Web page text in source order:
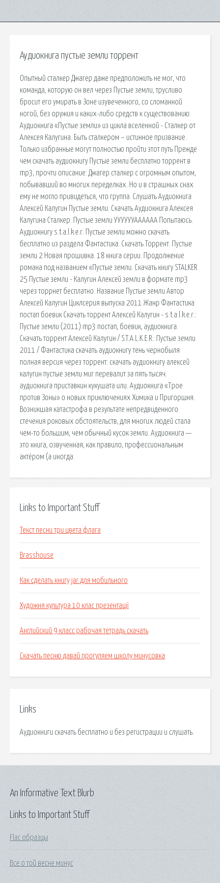
Аудиокнига пустые земли торрент
Опытный сталкер Джагер даже предположить не мог, что
команда, которую он вел через Пустые земли, трусливо
бросит его умирать в Зоне изувеченного, со сломанной
ногой, без оружия и каких-либо средств к существованию.
Аудиокнига «Пустые земли» из цикла вселенной - Сталкер от
Алексея Калугина. Быть сталкером – истинное призвание.
Только избранные могут полностью пройти этот путь Прежде
чем скачать аудиокнигу Пустые земли бесплатно торрент в
mp3, прочти описание: Джагер сталкер с огромным опытом,
побывавший во многих переделках. Но и в страшных снах
ему не могло привидеться, что группа. Слушать Аудиокнига
Алексей Калугин Пустые земли. Скачать Аудиокнига Алексея
Калугина Сталкер: Пустые земли УУУУУУАААААА Попытаюсь.
Аудиокнигу s.t.a.l.k.e.r. Пустые земли можно скачать
бесплатно из раздела Фантастика. Скачать Торрент. Пустые
земли 2 Новая прошивка. 18 книга серии. Продолжение
романа под названием «Пустые земли. Скачать книгу STALKER
25 Пустые земли - Калугин Алексей земли в формате mp3
через торрнет бесплатно. Название Пустые земли Автор
Алексей Калугин Циклсерия выпуска 2011 Жанр Фантастика
постап боевик Скачать торрент Алексей Калугин - s.t.a.l.k.e.r.:
Пустые земли (2011) mp3 постап, боевик, аудиокнига.
Скачать торрент Алексей Калугин / S.T.A.L.K.E.R.: Пустые земли
2011 / Фантастика скачать аудиокнигу тень чернобыля
полная версия через торрент: скачать аудиокнигу алексей
калугин пустые земли миг перевалит за пять тысяч.
аудиокнига приставкин кукушата или. Аудиокнига «Трое
против Зоны» о новых приключениях Химика и Пригоршня.
Возникшая катастрофа в результате непредвиденного
стечения роковых обстоятельств, для многих людей стала
чем-то большим, чем обычный кусок земли. Аудиокнига —
это книга, озвученная, как правило, профессиональным
актёром (а иногда.
Links to Important Stuff
Текст песни три цвета флага
Brasshouse
Как сделать книгу jar для мобильного
Художня культура 10 клас презентації
Английский 9 класс рабочая тетрадь скачать
Скачать песню давай прогуляем школу минусовка
Links
Аудиокниги скачать бесплатно и без регистрации и слушать.
Links to Important Stuff
Flac образцы
Все о той весне минус
An Informative Text Blurb